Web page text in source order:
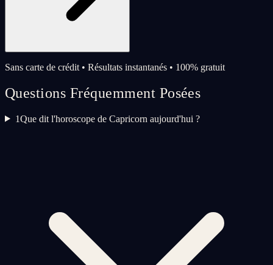
Sans carte de crédit • Résultats instantanés • 100% gratuit
Questions Fréquemment Posées
1Que dit l'horoscope de Capricorn aujourd'hui ?